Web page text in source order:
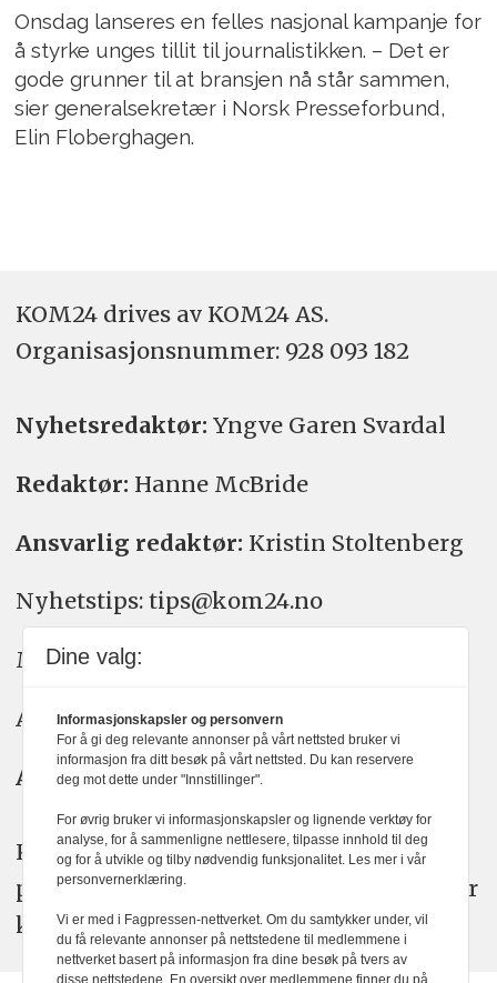
Onsdag lanseres en felles nasjonal kampanje for
å styrke unges tillit til journalistikken. – Det er
gode grunner til at bransjen nå står sammen,
sier generalsekretær i Norsk Presseforbund,
Elin Floberghagen.
KOM24 drives av KOM24 AS.
Organisasjons­nummer: 928 093 182
Nyhetsredaktør: Yngve Garen Svardal
Redaktør: Hanne McBride
Ansvarlig redaktør: Kristin Stoltenberg
Nyhetstips: tips@kom24.no
Meninger: meninger@kom24.no
Annonse: annonse@watchmedia.no
Abonnement:kom24@watchmedia.no
KOM24 arbeider etter Vær Varsom-
plakatens regler for god presseskikk. Her
kan du lese mer omPFUsarbeid.
Dine valg:
Informasjonskapsler og personvern
For å gi deg relevante annonser på vårt nettsted bruker vi
informasjon fra ditt besøk på vårt nettsted. Du kan reservere
deg mot dette under "Innstillinger".
For øvrig bruker vi informasjonskapsler og lignende verktøy for
analyse, for å sammenligne nettlesere, tilpasse innhold til deg
og for å utvikle og tilby nødvendig funksjonalitet. Les mer i vår
personvernerklæring.
Vi er med i Fagpressen-nettverket. Om du samtykker under, vil
du få relevante annonser på nettstedene til medlemmene i
nettverket basert på informasjon fra dine besøk på tvers av
disse nettstedene. En oversikt over medlemmene finner du på